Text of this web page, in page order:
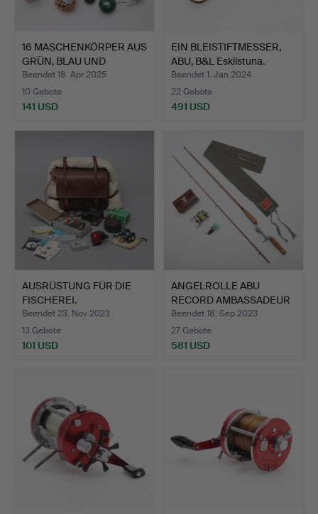
16 MASCHENKÖRPER AUS
GRÜN, BLAU UND
BERNST…
Beendet 18. Apr 2025
10 Gebote
141 USD
EIN BLEISTIFTMESSER,
ABU, B&L Eskilstuna.
Beendet 1. Jan 2024
22 Gebote
491 USD
AUSRÜSTUNG FÜR DIE
FISCHEREI.
Beendet 23. Nov 2023
13 Gebote
101 USD
ANGELROLLE ABU
RECORD AMBASSADEUR
2000 UND…
Beendet 18. Sep 2023
27 Gebote
581 USD